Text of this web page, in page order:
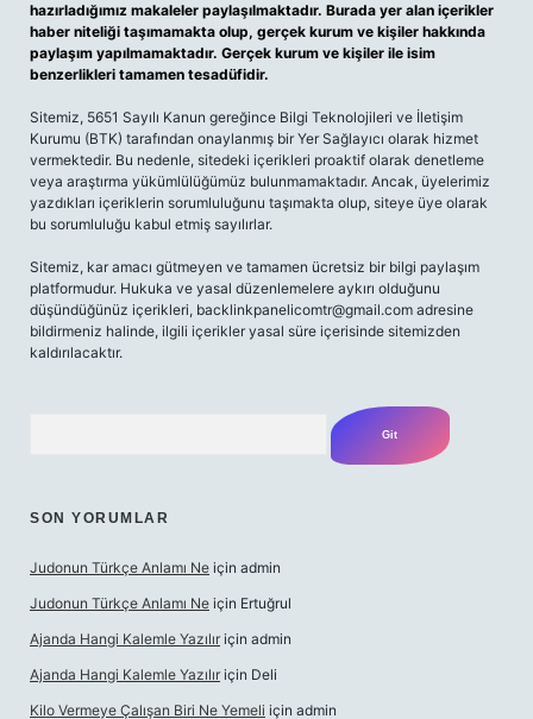
hazırladığımız makaleler paylaşılmaktadır. Burada yer alan içerikler
haber niteliği taşımamakta olup, gerçek kurum ve kişiler hakkında
paylaşım yapılmamaktadır. Gerçek kurum ve kişiler ile isim
benzerlikleri tamamen tesadüfidir.
Sitemiz, 5651 Sayılı Kanun gereğince Bilgi Teknolojileri ve İletişim
Kurumu (BTK) tarafından onaylanmış bir Yer Sağlayıcı olarak hizmet
vermektedir. Bu nedenle, sitedeki içerikleri proaktif olarak denetleme
veya araştırma yükümlülüğümüz bulunmamaktadır. Ancak, üyelerimiz
yazdıkları içeriklerin sorumluluğunu taşımakta olup, siteye üye olarak
bu sorumluluğu kabul etmiş sayılırlar.
Sitemiz, kar amacı gütmeyen ve tamamen ücretsiz bir bilgi paylaşım
platformudur. Hukuka ve yasal düzenlemelere aykırı olduğunu
düşündüğünüz içerikleri, backlinkpanelicomtr@gmail.com adresine
bildirmeniz halinde, ilgili içerikler yasal süre içerisinde sitemizden
kaldırılacaktır.
SON YORUMLAR
Judonun Türkçe Anlamı Ne için admin
Judonun Türkçe Anlamı Ne için Ertuğrul
Ajanda Hangi Kalemle Yazılır için admin
Ajanda Hangi Kalemle Yazılır için Deli
Kilo Vermeye Çalışan Biri Ne Yemeli için admin